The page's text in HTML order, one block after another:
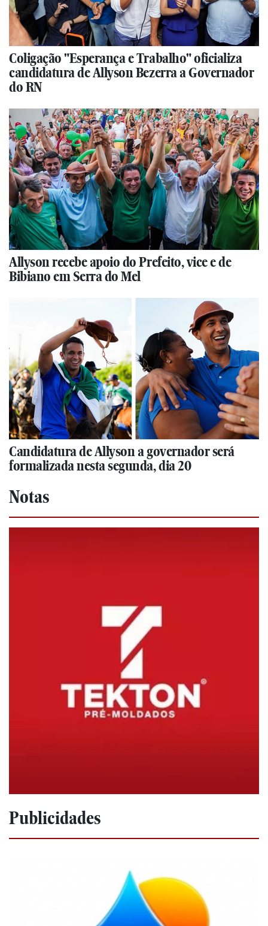
Coligação "Esperança e Trabalho" oficializa
candidatura de Allyson Bezerra a Governador
do RN
Allyson recebe apoio do Prefeito, vice e de
Bibiano em Serra do Mel
Candidatura de Allyson a governador será
formalizada nesta segunda, dia 20
Notas
Publicidades